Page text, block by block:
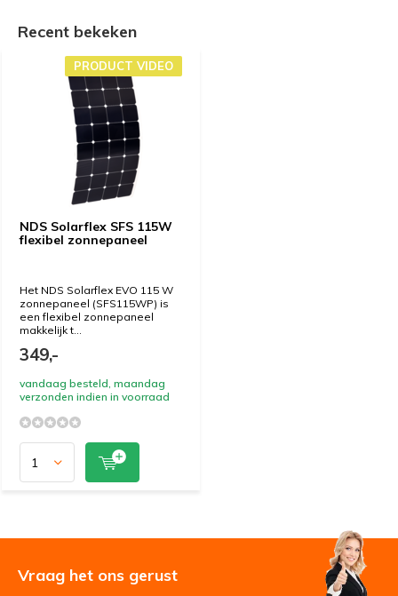
Recent bekeken
NDS Solarflex SFS 115W
flexibel zonnepaneel
PRODUCT VIDEO
Het NDS Solarflex EVO 115 W
zonnepaneel (SFS115WP) is
een flexibel zonnepaneel
makkelijk t...
349,-
vandaag besteld, maandag
verzonden indien in voorraad
Vraag het ons gerust